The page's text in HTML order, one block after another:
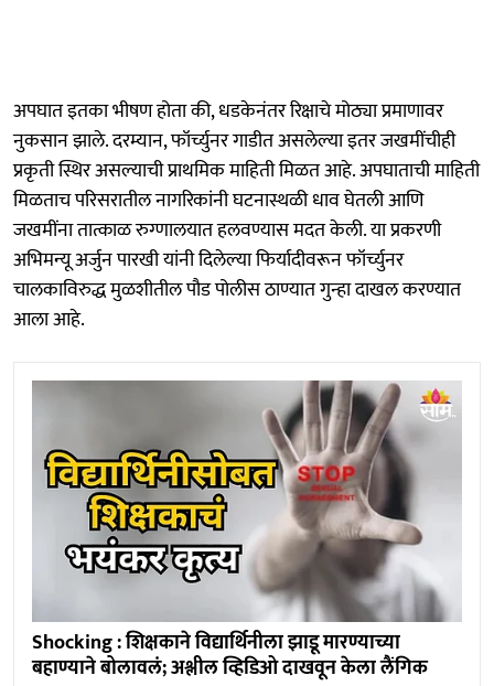
अपघात इतका भीषण होता की, धडकेनंतर रिक्षाचे मोठ्या प्रमाणावर
नुकसान झाले. दरम्यान, फॉर्च्युनर गाडीत असलेल्या इतर जखमींचीही
प्रकृती स्थिर असल्याची प्राथमिक माहिती मिळत आहे. अपघाताची माहिती
मिळताच परिसरातील नागरिकांनी घटनास्थळी धाव घेतली आणि
जखमींना तात्काळ रुग्णालयात हलवण्यास मदत केली. या प्रकरणी
अभिमन्यू अर्जुन पारखी यांनी दिलेल्या फिर्यादीवरून फॉर्च्युनर
चालकाविरुद्ध मुळशीतील पौड पोलीस ठाण्यात गुन्हा दाखल करण्यात
आला आहे.
Shocking : शिक्षकाने विद्यार्थिनीला झाडू मारण्याच्या
बहाण्याने बोलावलं; अश्लील व्हिडिओ दाखवून केला लैंगिक